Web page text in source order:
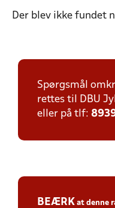
Der blev ikke fundet
Spørgsmål
rettes til DBU
eller på tlf:
BEÆRK at denne